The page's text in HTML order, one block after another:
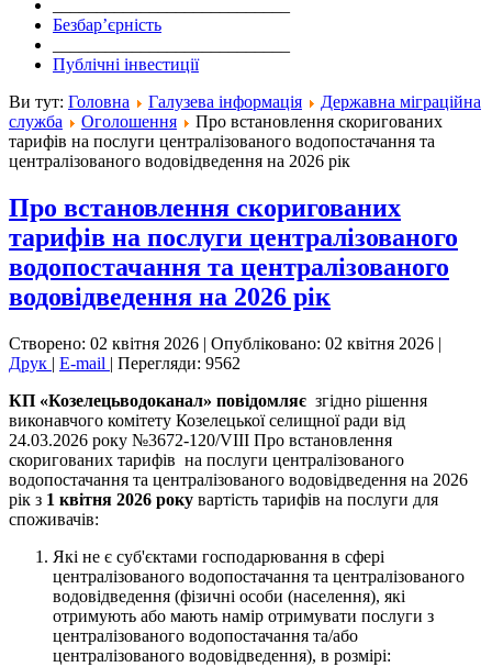
Безбар’єрність
Публічні інвестиції
Ви тут: Головна Галузева інформація
Державна міграційна
служба
Оголошення
Про встановлення скоригованих
тарифів на послуги централізованого водопостачання та
централізованого водовідведення на 2026 рік
Про встановлення скоригованих
тарифів на послуги централізованого
водопостачання та централізованого
водовідведення на 2026 рік
Створено: 02 квітня 2026 | Опубліковано: 02 квітня 2026 |
Друк | E-mail | Перегляди: 9562
КП «Козелецьводоканал» повідомляє згідно рішення
виконавчого комітету Козелецької селищної ради від
24.03.2026 року №3672-120/VIII Про встановлення
скоригованих тарифів на послуги централізованого
водопостачання та централізованого водовідведення на 2026
рік з 1 квітня 2026 року вартість тарифів на послуги для
споживачів:
Які не є суб'єктами господарювання в сфері
централізованого водопостачання та централізованого
водовідведення (фізичні особи (населення), які
отримують або мають намір отримувати послуги з
централізованого водопостачання та/або
централізованого водовідведення), в розмірі: